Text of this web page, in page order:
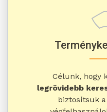
Célunk, hogy
legrövidebb
biztosítsuk